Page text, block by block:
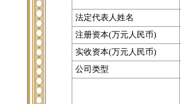
法定代表人姓名
注册资本(万元人民币)
实收资本(万元人民币)
公司类型